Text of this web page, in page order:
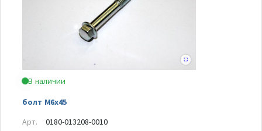
В наличии
болт М6х45
Арт.
0180-013208-0010